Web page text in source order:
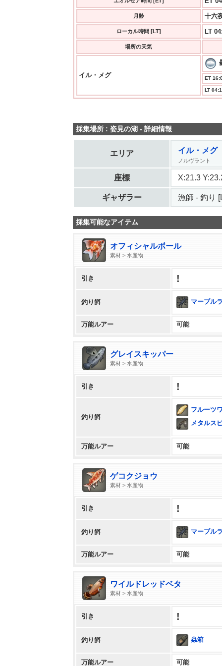
月齢 十六
ローカル時間 [LT] LT
場所の天気
イル・メグ ET
LT
採集場所 : 姿見の湖 - 詳細情報
エリア イル・メグ
ノルヴラント
座標 X:21.3
ギャザラー 漁師 - 釣り
採集可能なアイテム
オフィシャルボール
素材 > 水産物
引き !
釣り餌 マーブル
万能ルアー 可能
グレイスキッパー
素材 > 水産物
引き !
釣り餌
フルーツ
メタルス
万能ルアー 可能
ゲコクジョウ
素材 > 水産物
引き !
釣り餌 マーブル
万能ルアー 可能
ワイルドレッドベタ
素材 > 水産物
引き !
釣り餌 蟲箱
万能ルアー 可能